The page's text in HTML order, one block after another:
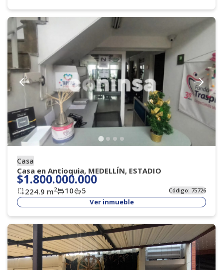
Casa
Casa en Antioquia, MEDELLÍN, ESTADIO
$1.800.000.000
224.9 m2 10 5 Código: 75726
Ver inmueble